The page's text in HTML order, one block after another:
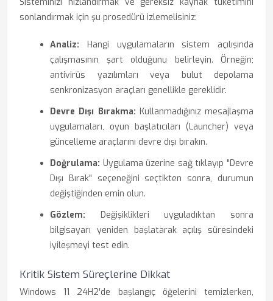
sonlandırmak için şu prosedürü izlemelisiniz:
Analiz: Hangi uygulamaların sistem açılışında
çalışmasının şart olduğunu belirleyin. Örneğin;
antivirüs yazılımları veya bulut depolama
senkronizasyon araçları genellikle gereklidir.
Devre Dışı Bırakma: Kullanmadığınız mesajlaşma
uygulamaları, oyun başlatıcıları (Launcher) veya
güncelleme araçlarını devre dışı bırakın.
Doğrulama: Uygulama üzerine sağ tıklayıp "Devre
Dışı Bırak" seçeneğini seçtikten sonra, durumun
değiştiğinden emin olun.
Gözlem: Değişiklikleri uyguladıktan sonra
bilgisayarı yeniden başlatarak açılış süresindeki
iyileşmeyi test edin.
Kritik Sistem Süreçlerine Dikkat
Windows 11 24H2'de başlangıç öğelerini temizlerken,